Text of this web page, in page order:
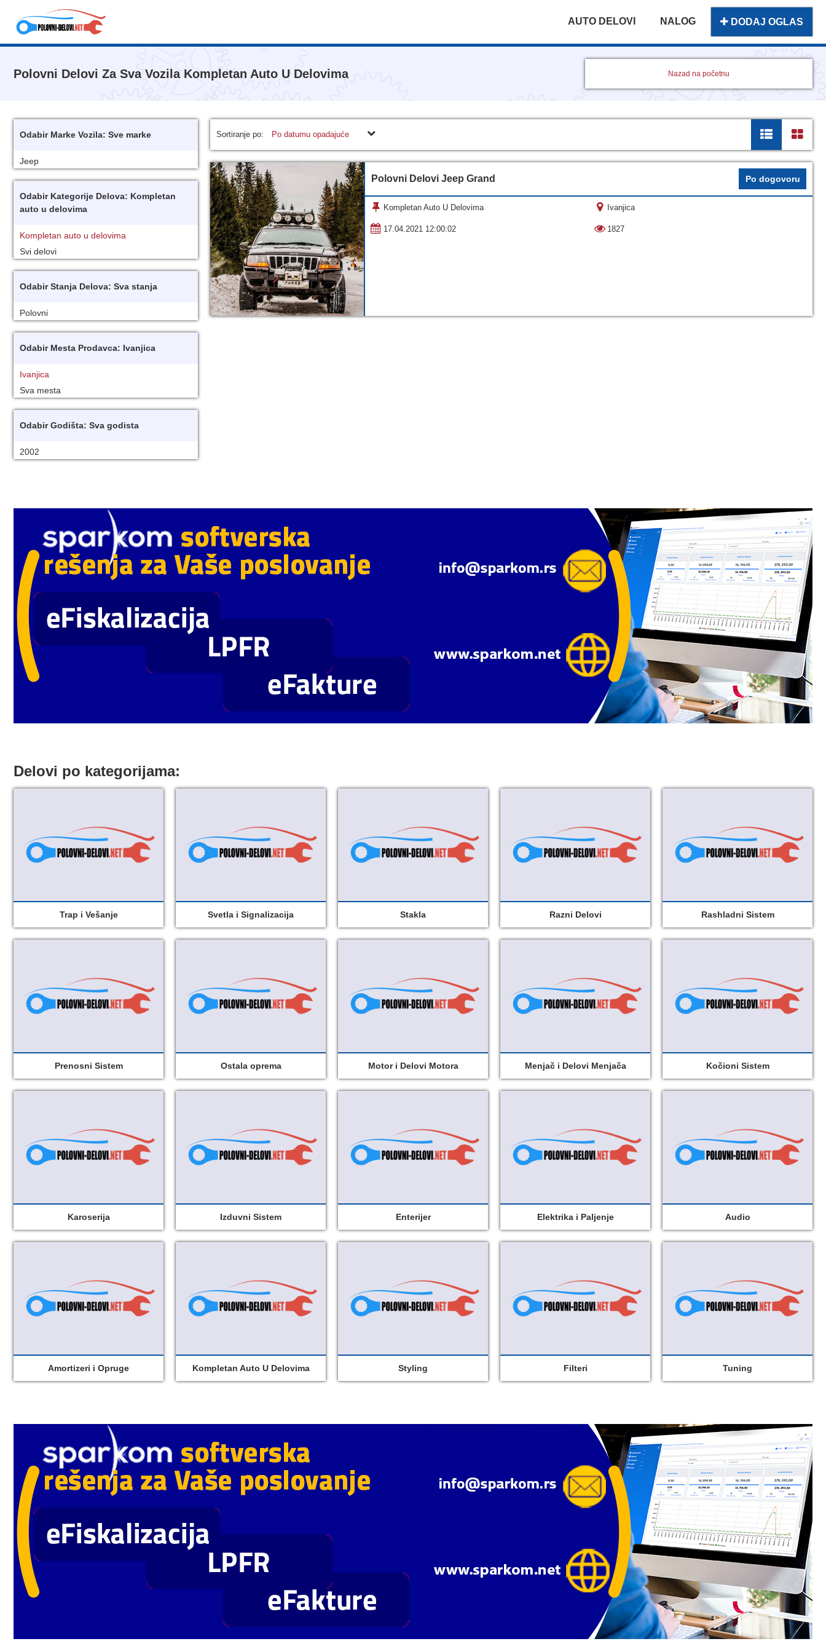
AUTO DELOVI NALOG DODAJ OGLAS
Polovni Delovi Za Sva Vozila Kompletan Auto U Delovima Nazad na početnu
Odabir Marke Vozila: Sve marke
Jeep
Odabir Kategorije Delova: Kompletan
auto u delovima
Kompletan auto u delovima
Svi delovi
Odabir Stanja Delova: Sva stanja
Polovni
Odabir Mesta Prodavca: Ivanjica
Ivanjica
Sva mesta
Odabir Godišta: Sva godista
2002
Sortiranje po: Po datumu opadajuće
Polovni Delovi Jeep Grand Po dogovoru
Kompletan Auto U Delovima Ivanjica
17.04.2021 12:00:02 1827
Delovi po kategorijama:
Trap i Vešanje Svetla i Signalizacija Stakla Razni Delovi Rashladni Sistem
Prenosni Sistem Ostala oprema Motor i Delovi Motora Menjač i Delovi Menjača Kočioni Sistem
Karoserija Izduvni Sistem Enterijer Elektrika i Paljenje Audio
Amortizeri i Opruge Kompletan Auto U Delovima Styling Filteri Tuning